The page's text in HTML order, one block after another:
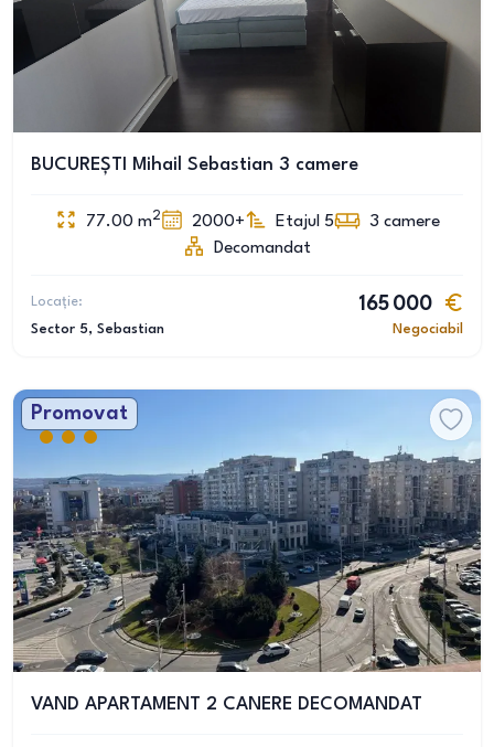
BUCUREȘTI Mihail Sebastian 3 camere
77.00 m2 2000+ Etajul 5 3 camere
Decomandat
Locație:
Sector 5, Sebastian
165 000
Negociabil
Promovat
VAND APARTAMENT 2 CANERE DECOMANDAT